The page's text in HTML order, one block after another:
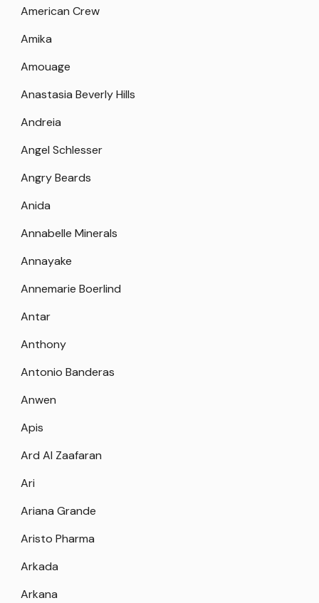
American Crew
Amika
Amouage
Anastasia Beverly Hills
Andreia
Angel Schlesser
Angry Beards
Anida
Annabelle Minerals
Annayake
Annemarie Boerlind
Antar
Anthony
Antonio Banderas
Anwen
Apis
Ard Al Zaafaran
Ari
Ariana Grande
Aristo Pharma
Arkada
Arkana